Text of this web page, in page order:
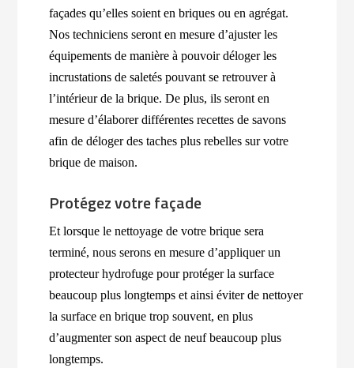
façades qu’elles soient en briques ou en agrégat.
Nos techniciens seront en mesure d’ajuster les
équipements de manière à pouvoir déloger les
incrustations de saletés pouvant se retrouver à
l’intérieur de la brique. De plus, ils seront en
mesure d’élaborer différentes recettes de savons
afin de déloger des taches plus rebelles sur votre
brique de maison.
Protégez votre façade
Et lorsque le nettoyage de votre brique sera
terminé, nous serons en mesure d’appliquer un
protecteur hydrofuge pour protéger la surface
beaucoup plus longtemps et ainsi éviter de nettoyer
la surface en brique trop souvent, en plus
d’augmenter son aspect de neuf beaucoup plus
longtemps.